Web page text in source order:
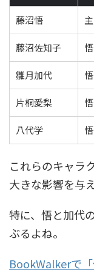
藤沼悟
藤沼佐知子
雛月加代
片桐愛梨
八代学
これらのキャラ
大きな影響を与
特に、悟と加代
ぶるよね。
BookWalkerで